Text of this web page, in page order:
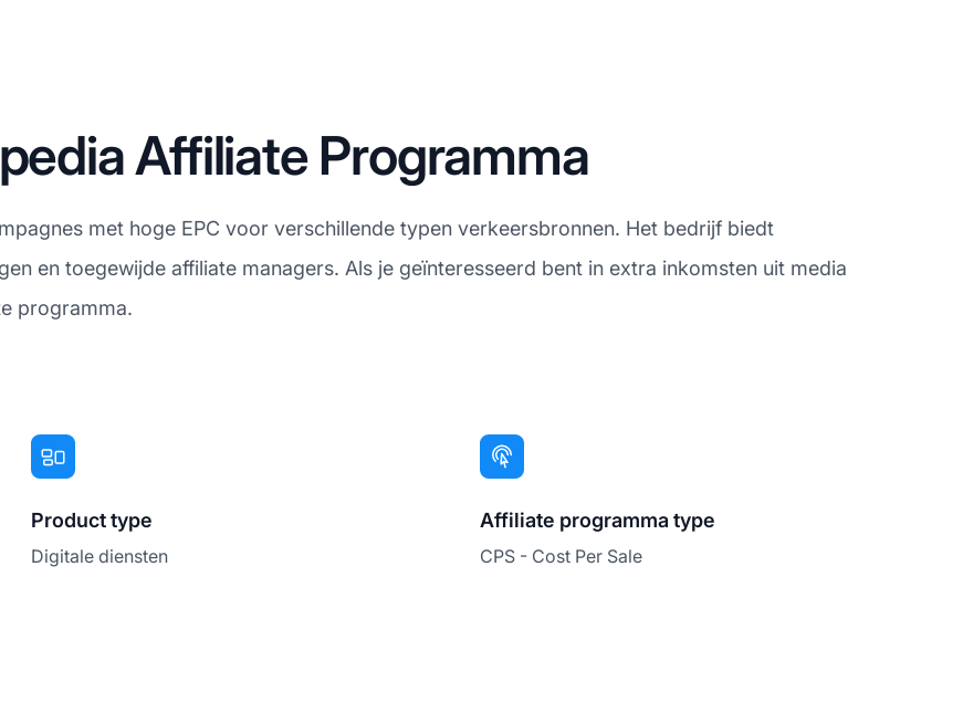
Affiliate Programma
met hoge EPC voor verschillende typen verkeersbronnen. Het bedrijf biedt
en toegewijde affiliate managers. Als je geïnteresseerd bent in extra inkomsten uit media
programma.
Product type
Digitale diensten
Affiliate programma type
CPS - Cost Per Sale